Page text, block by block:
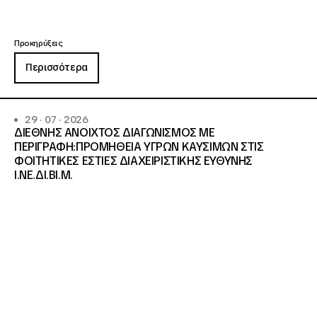
Προκηρύξεις
Περισσότερα
29 · 07 · 2026
ΔΙΕΘΝΗΣ ΑΝΟΙΧΤΟΣ ΔΙΑΓΩΝΙΣΜΟΣ ΜΕ
ΠΕΡΙΓΡΑΦΗ:ΠΡΟΜΗΘΕΙΑ ΥΓΡΩΝ ΚΑΥΣΙΜΩΝ ΣΤΙΣ
ΦΟΙΤΗΤΙΚΕΣ ΕΣΤΙΕΣ ΔΙΑΧΕΙΡΙΣΤΙΚΗΣ ΕΥΘΥΝΗΣ
Ι.ΝΕ.ΔΙ.ΒΙ.Μ.